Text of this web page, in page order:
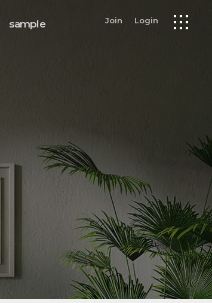
Join Login
sample